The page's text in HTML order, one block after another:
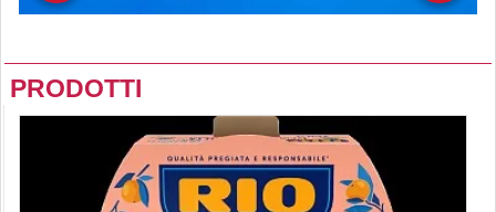
PRODOTTI